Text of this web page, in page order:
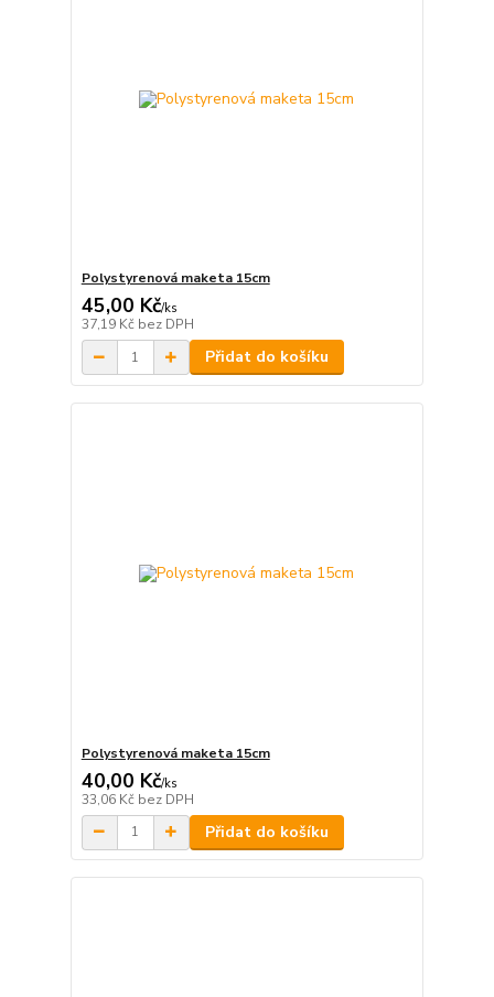
Polystyrenová maketa 15cm
45,00 Kč/ks
37,19 Kč bez DPH
Přidat do košíku
Polystyrenová maketa 15cm
40,00 Kč/ks
33,06 Kč bez DPH
Přidat do košíku